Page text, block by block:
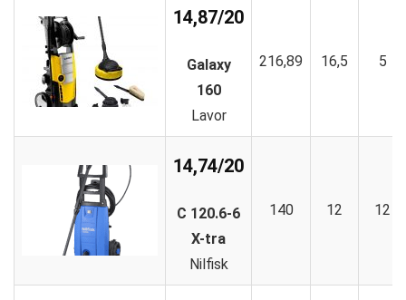
14,87/20
Galaxy
160
Lavor
216,89 16,5 5
14,74/20
C 120.6-6
X-tra
Nilfisk
140 12 12